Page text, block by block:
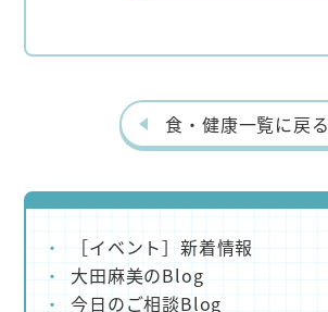
食・健康一覧に戻る
［イベント］新着情報
大田麻美のBlog
今日のご相談Blog